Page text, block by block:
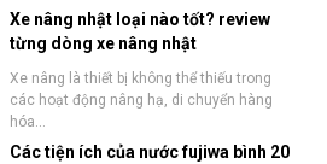
Xe nâng nhật loại nào tốt? review
từng dòng xe nâng nhật
Xe nâng là thiết bị không thể thiếu trong
các hoạt động nâng hạ, di chuyển hàng
hóa...
Các tiện ích của nước fujiwa bình 20